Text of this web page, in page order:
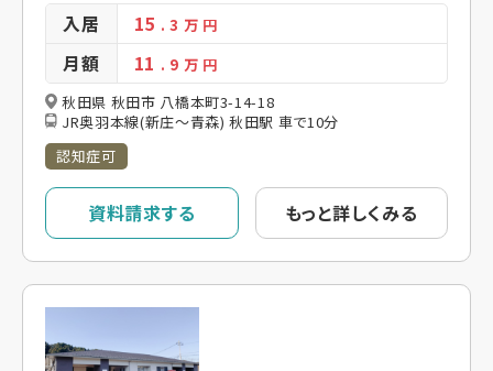
入居 15 . 3 万 円
月額 11 . 9 万 円
秋田県 秋田市 八橋本町3-14-18
JR奥羽本線(新庄～青森) 秋田駅 車で10分
認知症可
資料請求する もっと詳しくみる